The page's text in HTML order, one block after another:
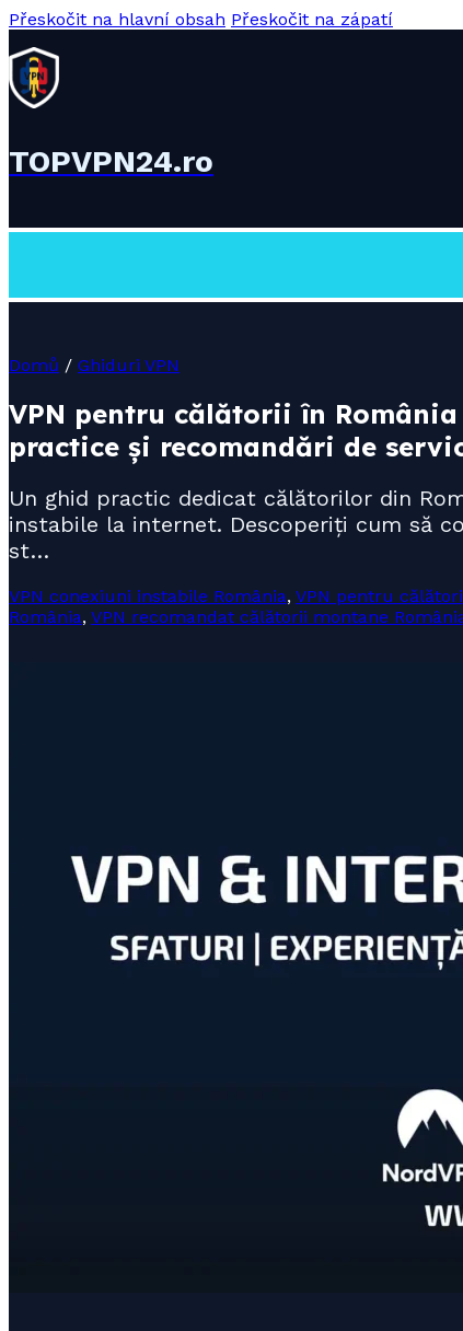
Přeskočit na hlavní obsah Přeskočit na zápatí
TOPVPN24.ro
Domů / Ghiduri VPN
VPN pentru călătorii în
practice și recomandări de
Un ghid practic dedicat călătorilor din
instabile la internet. Descoperiți cum să
st…
VPN conexiuni instabile România, VPN pentru
România, VPN recomandat călătorii montane